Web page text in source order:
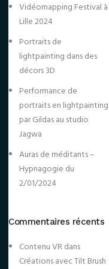
Vidéomapping Festival à
Lille 2024
Portraits de
lightpainting dans des
décors 3D
Performance de
portraits en lightpainting
par Gildas au studio
Jagwa
Auras de méditants –
Hypnagogie du
2/01/2024
Commentaires récents
Contenu VRdans
Créations avec Tilt Brush